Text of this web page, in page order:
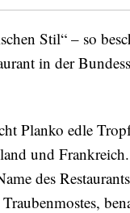
Stil“ – so
in der
Planko edle
und
des